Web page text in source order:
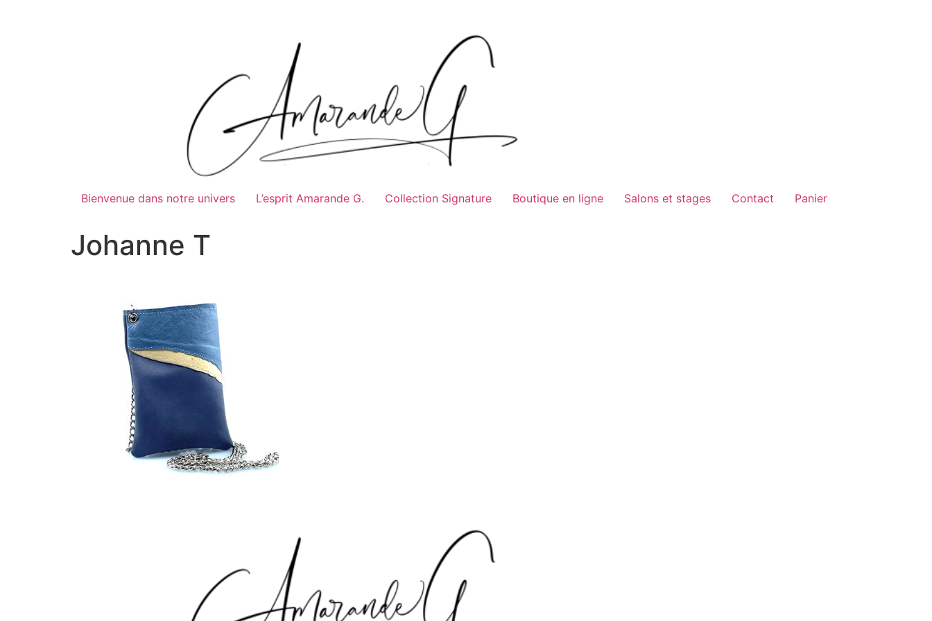
Bienvenue dans notre univers L’esprit Amarande G. Collection Signature Boutique en ligne Salons et stages Contact Panier
Johanne T